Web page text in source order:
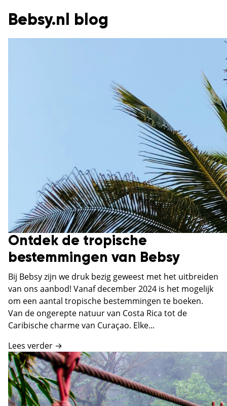
Bebsy.nl blog
Ontdek de tropische
bestemmingen van Bebsy
Bij Bebsy zijn we druk bezig geweest met het uitbreiden
van ons aanbod! Vanaf december 2024 is het mogelijk
om een aantal tropische bestemmingen te boeken.
Van de ongerepte natuur van Costa Rica tot de
Caribische charme van Curaçao. Elke...
Lees verder →